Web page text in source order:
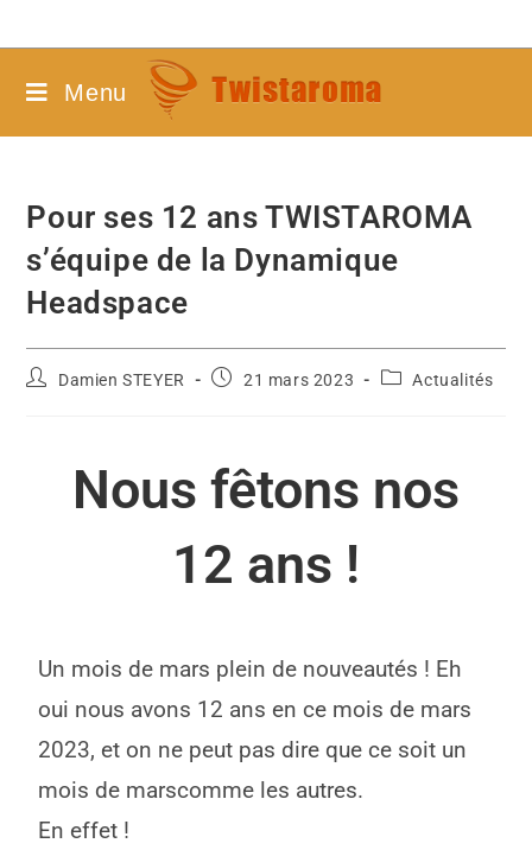
Menu
Pour ses 12 ans TWISTAROMA
s’équipe de la Dynamique
Headspace
Damien STEYER 21 mars 2023 Actualités
Nous fêtons nos
12 ans !
Un mois de mars plein de nouveautés ! Eh
oui nous avons 12 ans en ce mois de mars
2023, et on ne peut pas dire que ce soit un
mois de marscomme les autres.
En effet !